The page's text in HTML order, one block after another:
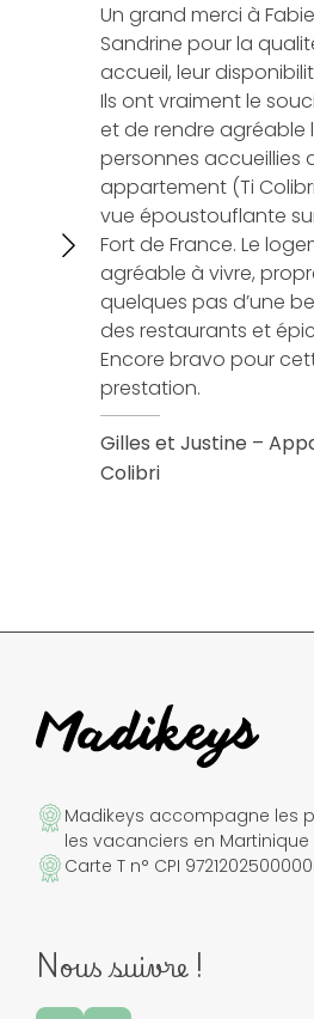
Un grand merci à
Sandrine pour la
accueil, leur
Ils ont vraiment le
et de rendre agréable
personnes accueillies
appartement (Ti
vue époustouflante
Fort de France. Le
agréable à vivre,
quelques pas d’une
des restaurants et
Encore bravo pour
prestation.
Gilles et Justine –
Colibri
Madikeys accompagne les
les vacanciers en Martinique
Carte T n° CPI
Nous suivre !